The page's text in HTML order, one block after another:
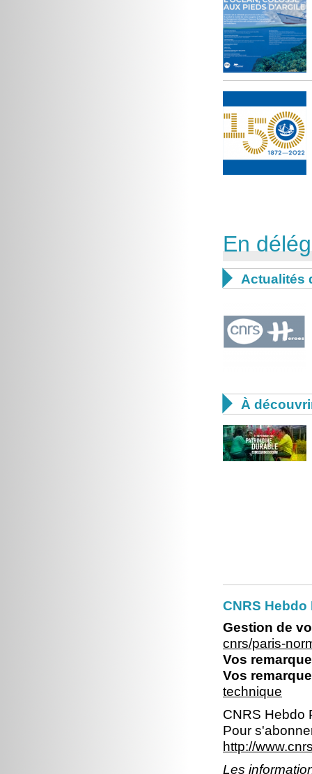
En
 Actualités
 À
CNRS
Gestion de
cnrs/paris-
Vos
Vos
technique
CNRS Hebdo
Pour
http://
Les